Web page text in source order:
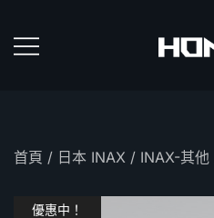
content
首頁 / 日本 INAX / INAX-其他
優惠中！